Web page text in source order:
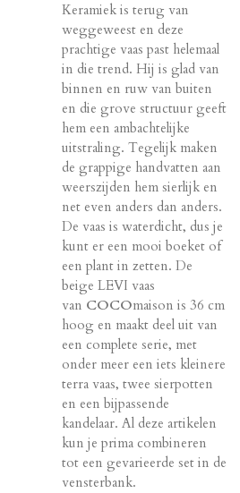
Keramiek is terug van
weggeweest en deze
prachtige vaas past helemaal
in die trend. Hij is glad van
binnen en ruw van buiten
en die grove structuur geeft
hem een ambachtelijke
uitstraling. Tegelijk maken
de grappige handvatten aan
weerszijden hem sierlijk en
net even anders dan anders.
De vaas is waterdicht, dus je
kunt er een mooi boeket of
een plant in zetten. De
beige LEVI vaas
van COCOmaison is 36 cm
hoog en maakt deel uit van
een complete serie, met
onder meer een iets kleinere
terra vaas, twee sierpotten
en een bijpassende
kandelaar. Al deze artikelen
kun je prima combineren
tot een gevarieerde set in de
vensterbank.